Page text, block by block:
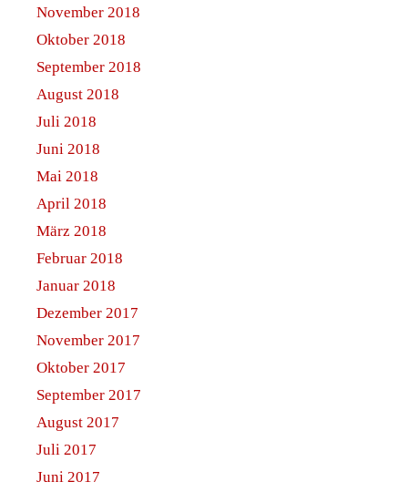
November 2018
Oktober 2018
September 2018
August 2018
Juli 2018
Juni 2018
Mai 2018
April 2018
März 2018
Februar 2018
Januar 2018
Dezember 2017
November 2017
Oktober 2017
September 2017
August 2017
Juli 2017
Juni 2017